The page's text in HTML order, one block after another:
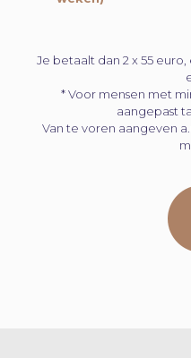
Je betaalt dan 2 x 55 euro,
* Voor mensen met
aangepast
Van te voren aangeven